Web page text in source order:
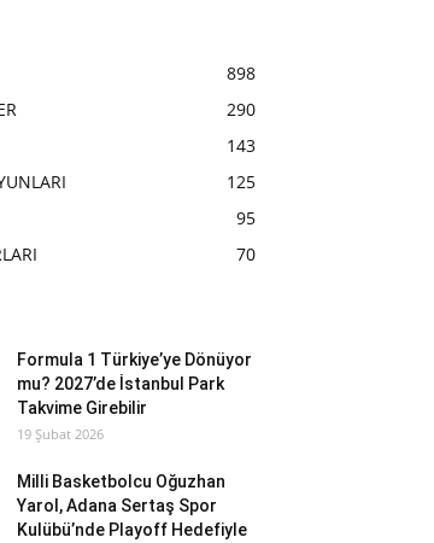
898
290
143
125
95
70
Formula 1 Türkiye’ye Dönüyor
mu? 2027’de İstanbul Park
Takvime Girebilir
19 Şubat 2026
Milli Basketbolcu Oğuzhan
Yarol, Adana Sertaş Spor
Kulübü’nde Playoff Hedefiyle